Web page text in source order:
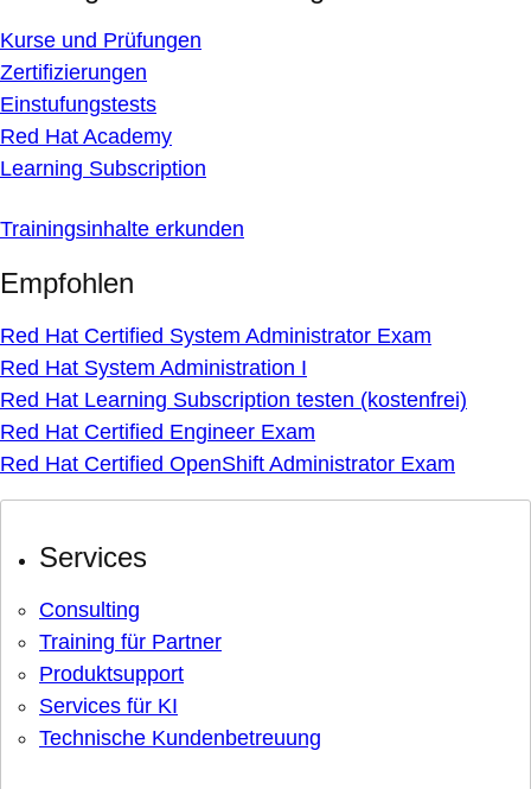
Kurse und Prüfungen
Zertifizierungen
Einstufungstests
Red Hat Academy
Learning Subscription
Trainingsinhalte erkunden
Empfohlen
Red Hat Certified System Administrator Exam
Red Hat System Administration I
Red Hat Learning Subscription testen (kostenfrei)
Red Hat Certified Engineer Exam
Red Hat Certified OpenShift Administrator Exam
Services
Consulting
Training für Partner
Produktsupport
Services für KI
Technische Kundenbetreuung